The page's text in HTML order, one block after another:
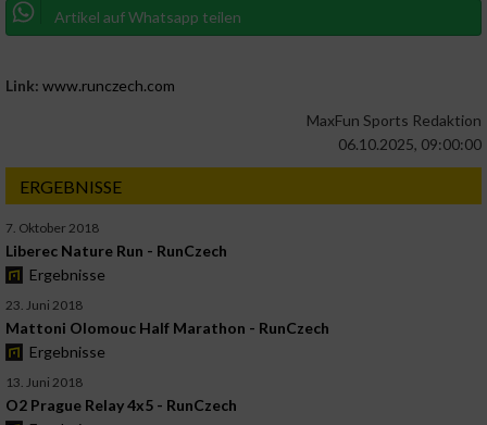
Artikel auf Whatsapp teilen
Link: www.runczech.com
MaxFun Sports Redaktion
06.10.2025, 09:00:00
ERGEBNISSE
7. Oktober 2018
Liberec Nature Run - RunCzech
Ergebnisse
23. Juni 2018
Mattoni Olomouc Half Marathon - RunCzech
Ergebnisse
13. Juni 2018
O2 Prague Relay 4x5 - RunCzech